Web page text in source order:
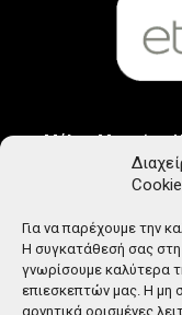
Για να παρέχουμε την
Η συγκατάθεσή σας
γνωρίσουμε καλύτερα
επιεσκεπτών μας. Η μη
αρνητικά ορισμένες
Μέλος Μητρώου